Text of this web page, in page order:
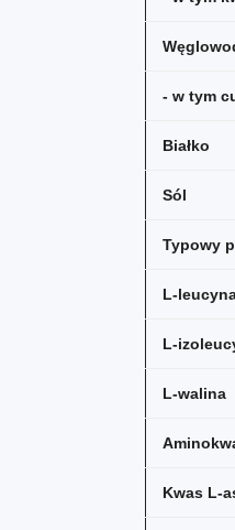
- w tym
Białko
Sól
Typowy
L-
L-
L-walina
Kwas L-